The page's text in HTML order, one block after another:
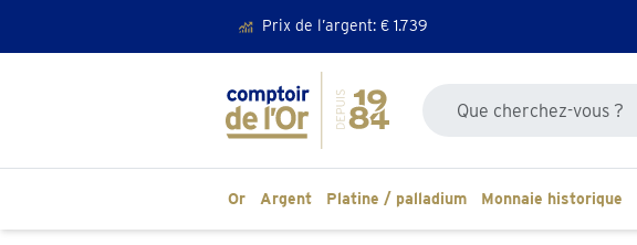
Prix de l’argent: € 1.739
Or Argent Platine / palladium Monnaie historique